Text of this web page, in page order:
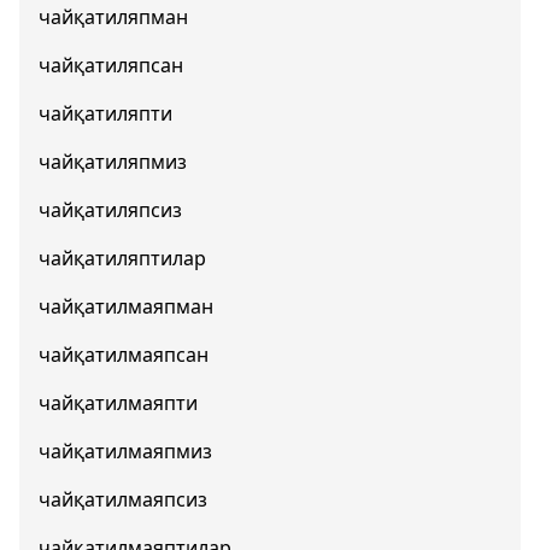
чайқатиляпман
чайқатиляпсан
чайқатиляпти
чайқатиляпмиз
чайқатиляпсиз
чайқатиляптилар
чайқатилмаяпман
чайқатилмаяпсан
чайқатилмаяпти
чайқатилмаяпмиз
чайқатилмаяпсиз